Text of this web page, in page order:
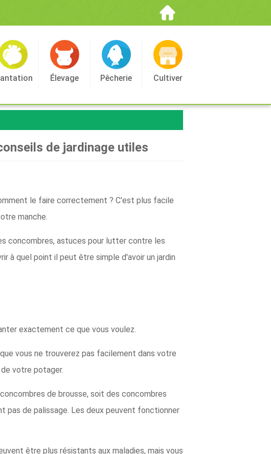
Élevage Pêcherie Cultiver
de jardinage utiles
le faire correctement ? C'est plus facile
manche.
concombres, astuces pour lutter contre les
à quel point il peut être simple d'avoir un jardin
exactement ce que vous voulez.
vous ne trouverez pas facilement dans votre
votre potager.
de brousse, soit des concombres
pas de palissage. Les deux peuvent fonctionner
être plus résistants aux maladies, mais vous